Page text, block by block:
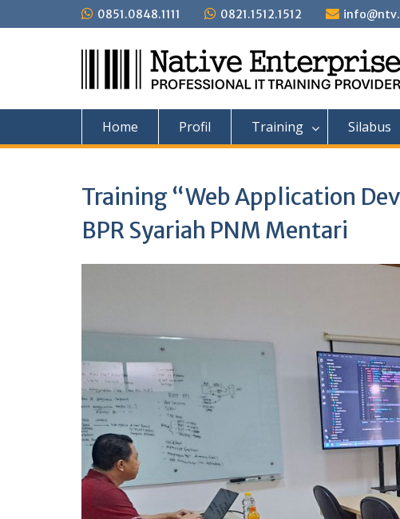
to
0851.0848.1111 0821.1512.1512
Home Profil Training Silabus
Training “Web Application
BPR Syariah PNM Mentari